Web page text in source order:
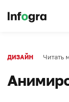
ДИЗАЙН Читать